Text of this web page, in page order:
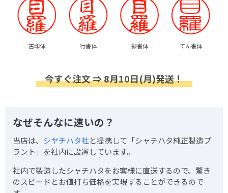
古印体 行書体 隷書体 てん書体
今すぐ注文 ⇒ 8月10日(月)発送！
なぜそんなに速いの？
当店は、 シヤチハタ社と提携して「シャチハタ純正製造プ
ラント」を社内に設置しています。
社内で製造したシャチハタをお客様に直送するので、驚き
のスピードとお値打ち価格を実現することができるので